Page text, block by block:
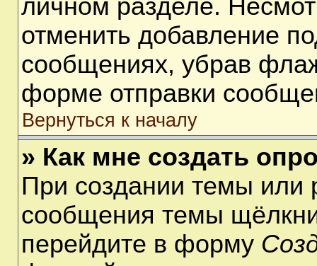
личном разделе.
отменить добавление
сообщениях, убрав
форме отправки
Вернуться к началу
» Как мне создать
При создании темы или
сообщения темы
перейдите в форму